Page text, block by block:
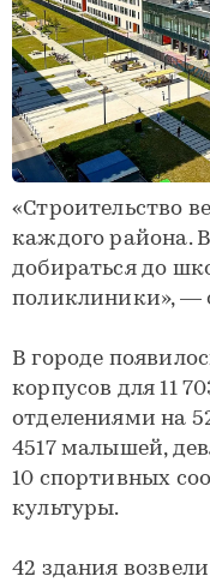
«Строительство
каждого района.
добираться до
поликлиники», —
В городе
корпусов для 11
отделениями на
4517 малышей,
10 спортивных
культуры.
42 здания